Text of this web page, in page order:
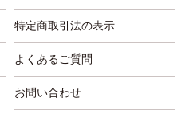
特定商取引法の表示
よくあるご質問
お問い合わせ